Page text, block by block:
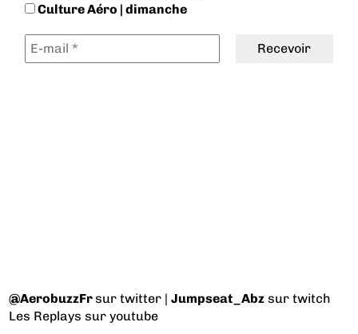
Culture Aéro | dimanche
@AerobuzzFrsur twitter |Jumpseat_Abz sur twitch
Les Replays sur youtube